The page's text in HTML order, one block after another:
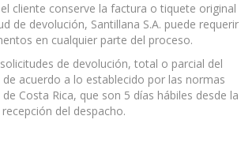
cliente conserve la factura o tiquete original
de devolución, Santillana S.A. puede requerir
en cualquier parte del proceso.
de devolución, total o parcial del
acuerdo a lo establecido por las normas
Costa Rica, que son 5 días hábiles desde la
recepción del despacho.